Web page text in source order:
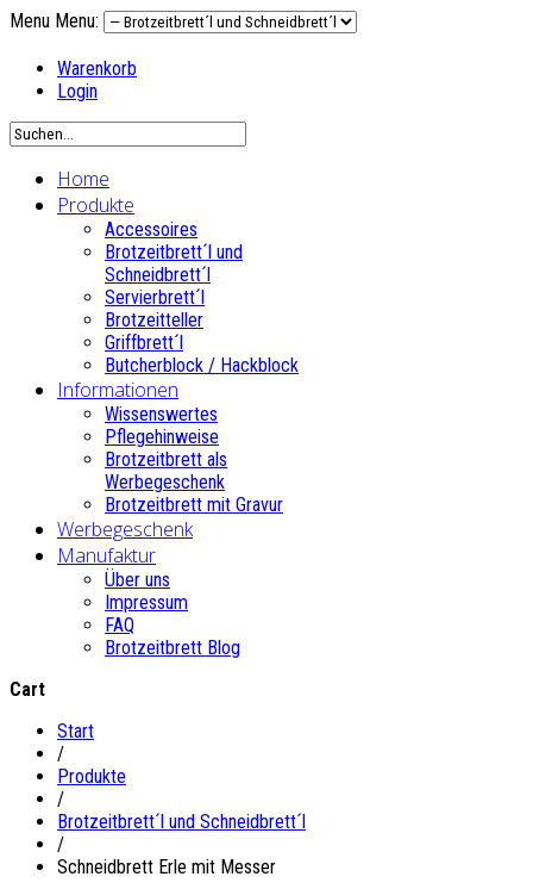
Menu Menu:
Warenkorb
Login
Home
Produkte
Accessoires
Brotzeitbrett´l und
Schneidbrett´l
Servierbrett´l
Brotzeitteller
Griffbrett´l
Butcherblock / Hackblock
Informationen
Wissenswertes
Pflegehinweise
Brotzeitbrett als
Werbegeschenk
Brotzeitbrett mit Gravur
Werbegeschenk
Manufaktur
Über uns
Impressum
FAQ
Brotzeitbrett Blog
Cart
Start
/
Produkte
/
Brotzeitbrett´l und Schneidbrett´l
/
Schneidbrett Erle mit Messer